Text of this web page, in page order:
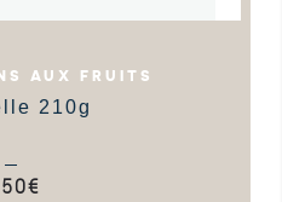
AUX FRUITS
210g
€